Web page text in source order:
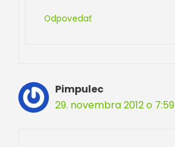
Odpovedať
Pimpulec
29. novembra 2012 o 7:59